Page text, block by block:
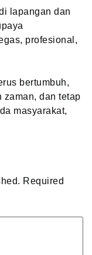
lapangan dan
profesional,
bertumbuh,
zaman, dan tetap
masyarakat,
Required